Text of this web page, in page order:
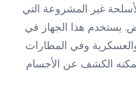
غير المشروعة التي
يستخدم هذا الجهاز في
وفي المطارات
الكشف عن الأجسام